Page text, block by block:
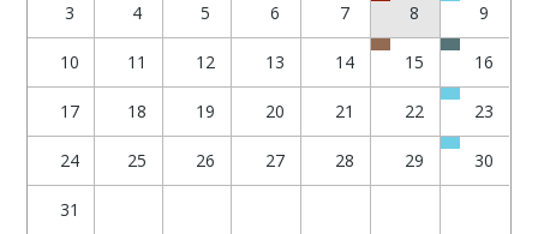
3 4 5 6 7 8 9
10 11 12 13 14 15 16
17 18 19 20 21 22 23
24 25 26 27 28 29 30
31